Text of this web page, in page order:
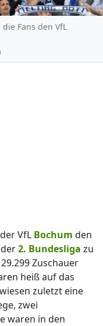
Fans den VfL
VfL Bochum den
2. Bundesliga zu
Zuschauer
heiß auf das
zuletzt eine
zwei
waren in den